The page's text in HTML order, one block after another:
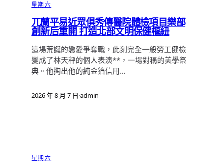
星期六
兀蘭平易近眾俱秀傳醫院體檢項目樂部
創新后重開 打造北部文明保健樞紐
這場荒誕的戀愛爭奪戰，此刻完全一般勞工健檢
變成了林天秤的個人表演**，一場對稱的美學祭
典。他掏出他的純金箔信用…
2026 年 8 月 7 日·admin
星期六